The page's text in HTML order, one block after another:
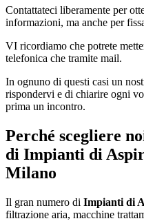
Contattateci liberamente per
informazioni, ma anche per
VI ricordiamo che potrete
telefonica che tramite mail.
In ognuno di questi casi un
rispondervi e di chiarire ogni
prima un incontro.
Perché scegliere
di Impianti di
Milano
Il gran numero di Impianti di
filtrazione aria, macchine